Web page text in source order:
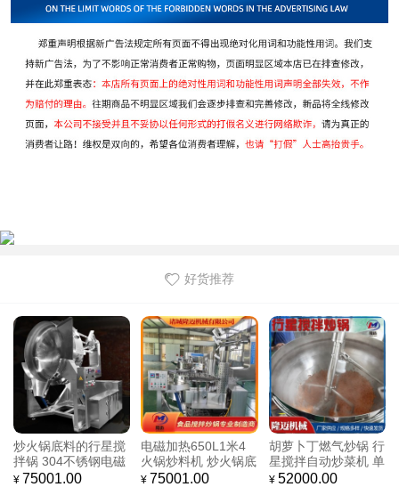
好货推荐
炒火锅底料的行星搅
拌锅 304不锈钢电磁
加热650L1米4火锅
¥ 75001.00
电磁加热650L1米4
火锅炒料机 炒火锅底
料的行星搅拌锅 304
¥ 75001.00
胡萝卜丁燃气炒锅 行
星搅拌自动炒菜机 单
位食堂大型炒菜锅 厂
¥ 52000.00